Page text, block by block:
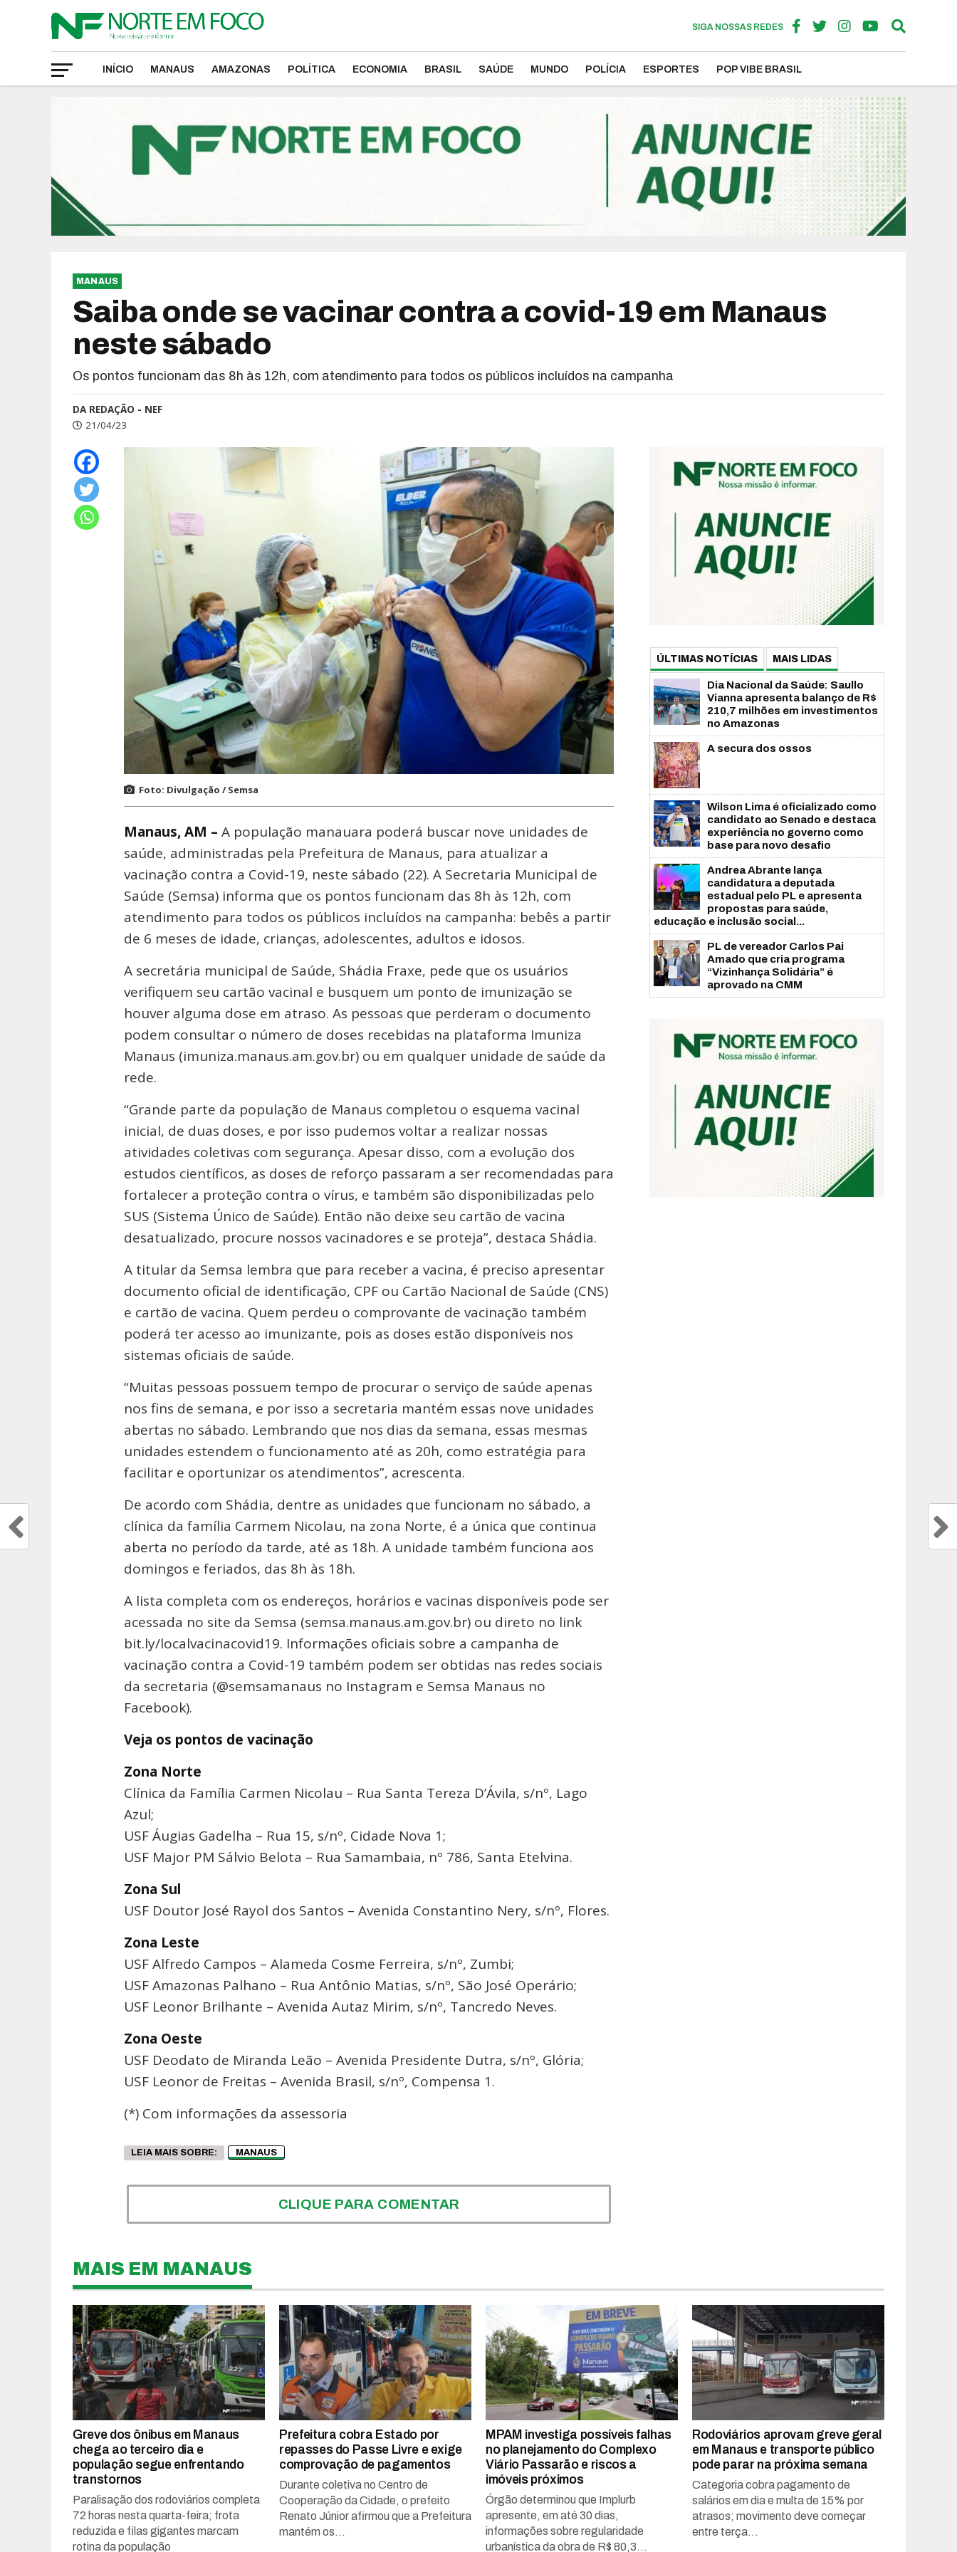
SIGA NOSSAS REDES
INÍCIO MANAUS AMAZONAS POLÍTICA ECONOMIA BRASIL SAÚDE MUNDO POLÍCIA ESPORTES POP VIBE BRASIL
MANAUS
Saiba onde se vacinar contra a covid-19 em Manaus
neste sábado
Os pontos funcionam das 8h às 12h, com atendimento para todos os públicos incluídos na campanha
DA REDAÇÃO - NEF
21/04/23
Foto: Divulgação / Semsa
Manaus, AM – A população manauara poderá buscar nove unidades de
saúde, administradas pela Prefeitura de Manaus, para atualizar a
vacinação contra a Covid-19, neste sábado (22). A Secretaria Municipal de
Saúde (Semsa) informa que os pontos funcionam das 8h às 12h, com
atendimento para todos os públicos incluídos na campanha: bebês a partir
de 6 meses de idade, crianças, adolescentes, adultos e idosos.
A secretária municipal de Saúde, Shádia Fraxe, pede que os usuários
verifiquem seu cartão vacinal e busquem um ponto de imunização se
houver alguma dose em atraso. As pessoas que perderam o documento
podem consultar o número de doses recebidas na plataforma Imuniza
Manaus (imuniza.manaus.am.gov.br) ou em qualquer unidade de saúde da
rede.
“Grande parte da população de Manaus completou o esquema vacinal
inicial, de duas doses, e por isso pudemos voltar a realizar nossas
atividades coletivas com segurança. Apesar disso, com a evolução dos
estudos científicos, as doses de reforço passaram a ser recomendadas para
fortalecer a proteção contra o vírus, e também são disponibilizadas pelo
SUS (Sistema Único de Saúde). Então não deixe seu cartão de vacina
desatualizado, procure nossos vacinadores e se proteja”, destaca Shádia.
A titular da Semsa lembra que para receber a vacina, é preciso apresentar
documento oficial de identificação, CPF ou Cartão Nacional de Saúde (CNS)
e cartão de vacina. Quem perdeu o comprovante de vacinação também
poderá ter acesso ao imunizante, pois as doses estão disponíveis nos
sistemas oficiais de saúde.
“Muitas pessoas possuem tempo de procurar o serviço de saúde apenas
nos fins de semana, e por isso a secretaria mantém essas nove unidades
abertas no sábado. Lembrando que nos dias da semana, essas mesmas
unidades estendem o funcionamento até as 20h, como estratégia para
facilitar e oportunizar os atendimentos”, acrescenta.
De acordo com Shádia, dentre as unidades que funcionam no sábado, a
clínica da família Carmem Nicolau, na zona Norte, é a única que continua
aberta no período da tarde, até as 18h. A unidade também funciona aos
domingos e feriados, das 8h às 18h.
A lista completa com os endereços, horários e vacinas disponíveis pode ser
acessada no site da Semsa (semsa.manaus.am.gov.br) ou direto no link
bit.ly/localvacinacovid19. Informações oficiais sobre a campanha de
vacinação contra a Covid-19 também podem ser obtidas nas redes sociais
da secretaria (@semsamanaus no Instagram e Semsa Manaus no
Facebook).
Veja os pontos de vacinação
Zona Norte
Clínica da Família Carmen Nicolau – Rua Santa Tereza D’Ávila, s/nº, Lago
Azul;
USF Áugias Gadelha – Rua 15, s/nº, Cidade Nova 1;
USF Major PM Sálvio Belota – Rua Samambaia, nº 786, Santa Etelvina.
Zona Sul
USF Doutor José Rayol dos Santos – Avenida Constantino Nery, s/nº, Flores.
Zona Leste
USF Alfredo Campos – Alameda Cosme Ferreira, s/nº, Zumbi;
USF Amazonas Palhano – Rua Antônio Matias, s/nº, São José Operário;
USF Leonor Brilhante – Avenida Autaz Mirim, s/nº, Tancredo Neves.
Zona Oeste
USF Deodato de Miranda Leão – Avenida Presidente Dutra, s/nº, Glória;
USF Leonor de Freitas – Avenida Brasil, s/nº, Compensa 1.
(*) Com informações da assessoria
LEIA MAIS SOBRE: MANAUS
CLIQUE PARA COMENTAR
ÚLTIMAS NOTÍCIAS MAIS LIDAS
Dia Nacional da Saúde: Saullo
Vianna apresenta balanço de R$
210,7 milhões em investimentos
no Amazonas
A secura dos ossos
Wilson Lima é oficializado como
candidato ao Senado e destaca
experiência no governo como
base para novo desafio
Andrea Abrante lança
candidatura a deputada
estadual pelo PL e apresenta
propostas para saúde,
educação e inclusão social...
PL de vereador Carlos Pai
Amado que cria programa
“Vizinhança Solidária” é
aprovado na CMM
MAIS EM MANAUS
Greve dos ônibus em Manaus
chega ao terceiro dia e
população segue enfrentando
transtornos
Paralisação dos rodoviários completa
72 horas nesta quarta-feira; frota
reduzida e filas gigantes marcam
rotina da população
Prefeitura cobra Estado por
repasses do Passe Livre e exige
comprovação de pagamentos
Durante coletiva no Centro de
Cooperação da Cidade, o prefeito
Renato Júnior afirmou que a Prefeitura
mantém os...
MPAM investiga possíveis falhas
no planejamento do Complexo
Viário Passarão e riscos a
imóveis próximos
Órgão determinou que Implurb
apresente, em até 30 dias,
informações sobre regularidade
urbanística da obra de R$ 80,3...
Rodoviários aprovam greve geral
em Manaus e transporte público
pode parar na próxima semana
Categoria cobra pagamento de
salários em dia e multa de 15% por
atrasos; movimento deve começar
entre terça...